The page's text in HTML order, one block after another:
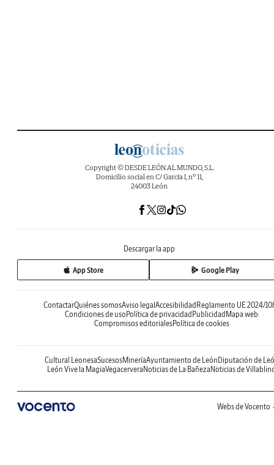
Copyright © DESDE LEÓN AL MUNDO, S.L.
Domicilio social en C/ García I, nº 11,
24003 León
Descargar la app
App Store Google Play
ContactarQuiénes somosAviso legal Accesibilidad Reglamento UE 2024/
Condiciones de uso Política de privacidad Publicidad Mapa web
Compromisos editorialesPolítica de cookies
Cultural LeonesaSucesosMineríaAyuntamiento de León Diputación de
León Vive la MagiaVegacervera Noticias de La Bañeza Noticias de
Webs de Vocento